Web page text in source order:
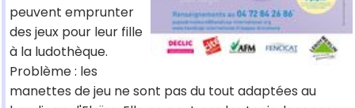
peuvent emprunter
des jeux pour leur fille
à la ludothèque.
Problème : les
manettes de jeu ne sont pas du tout adaptées au